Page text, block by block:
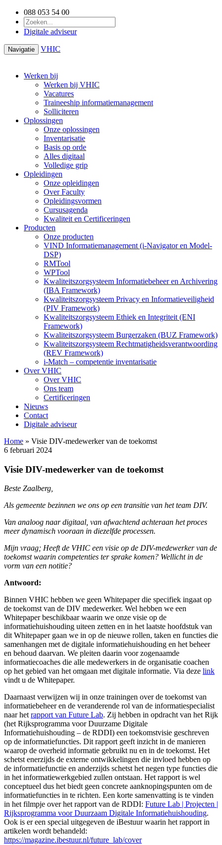
088 053 54 00
Digitale adviseur
Navigatie VHIC
Werken bij
Werken bij VHIC
Vacatures
Traineeship informatiemanagement
Solliciteren
Oplossingen
Onze oplossingen
Inventarisatie
Basis op orde
Alles digitaal
Volledige grip
Opleidingen
Onze opleidingen
Over Faculty
Opleidingsvormen
Cursusagenda
Kwaliteit en Certificeringen
Producten
Onze producten
VIND Informatiemanagement (i-Navigator en Model-
DSP)
RMTool
WPTool
Kwaliteitszorgsysteem Informatiebeheer en Archivering
(IBA Framework)
Kwaliteitszorgsysteem Privacy en Informatieveiligheid
(PIV Framework)
Kwaliteitszorgsysteem Ethiek en Integriteit (ENI
Framework)
Kwaliteitszorgsysteem Burgerzaken (BUZ Framework)
Kwaliteitszorgsysteem Rechtmatigheidsverantwoording
(REV Framework)
i-Match – competentie inventarisatie
Over VHIC
Over VHIC
Ons team
Certificeringen
Nieuws
Contact
Digitale adviseur
Home » Visie DIV-medewerker van de toekomst
6 februari 2024
Visie DIV-medewerker van de toekomst
Beste Zaalberg,
Als gemeente bezinnen we ons op een transitie van het team DIV.
Van analoog naar digitaal, van afwachtend achteraan het proces
meer dynamisch vooraan in diezelfde processen.
Mijn vraag; Heeft de VHIC een visie op de DIV-medewerker van de
toekomst waarin competenties ter sprake komen? Wellicht in de
vorm van een notitie?
Antwoord:
Binnen VHIC hebben we geen Whitepaper die specifiek ingaat op
de toekomst van de DIV medewerker. Wel hebben we een
Whitepaper beschikbaar waarin we onze visie op de
informatiehuishouding uiteen zetten en in het laatste hoofdstuk van
dit Whitepaper gaan we in op de nieuwe rollen, taken en functies die
samenhangen met de digitale informatiehuishouding en het beheer
en behoud daarvan. We pleiten daarin voor zogenaamde
informatiecoaches die alle medewerkers in de organisatie coachen
op het gebied van het omgaan met digitale informatie. Via deze link
vindt u de Whitepaper.
Daarnaast verwijzen wij in onze trainingen over de toekomst van
informatiebeheer en de veranderende rol van de informatiespecialist
naar hetrapport van Future Lab. Zij hebben in opdracht van het Rijk
(het Rijksprogramma voor Duurzame Digitale
Informatiehuishouding – de RDDI) een toekomstvisie geschreven
op de informatiefuncties. Dit rapport geeft inzicht in de manieren
waarop de overheid informatie gebruikt nu en in de toekomst. Het
schetst enerzijds de externe ontwikkelingen die invloed hebben op
de informatiefunctie en anderzijds schetst het negen type functies die
in het informatiewerkgebied zullen ontstaan. Het rapport is wel
conceptueel dus het biedt geen concrete aanknopingspunten om de
informatiefuncties in te richten. Een korte samenvatting is te vinden
in het filmpje over het rapport van de RDDI: Future Lab | Projecten |
Rijksprogramma voor Duurzaam Digitale Informatiehuishouding.
Ook is er een special uitgegeven de iBestuur waarin het rapport in
artikelen wordt behandeld:
https://magazine.ibestuur.nl/future_lab/cover